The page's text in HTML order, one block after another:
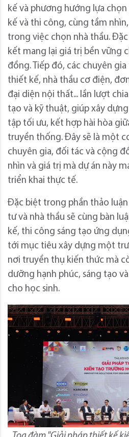
kế và phương hướng lựa
kế và thi công, cùng tầm
trong việc chọn nhà thầu.
kết mang lại giá trị bền vững
đồng. Tiếp đó, các chuyên
thiết kế, nhà thầu cơ điện,
đại diện nội thất... lần lượt
tạo và kỹ thuật, giúp xây
tập tối ưu, kết hợp hài hòa
truyền thống. Đây sẽ là một
chuyên gia, đối tác và cộng
nhìn và giá trị mà dự án này
triển khai thực tế.
Đặc biệt trong phần thảo
tư và nhà thầu sẽ cùng bàn
kế, thi công sáng tạo ứng
tới mục tiêu xây dựng một
nơi truyền thụ kiến thức mà
dưỡng hạnh phúc, sáng tạo
cho học sinh.